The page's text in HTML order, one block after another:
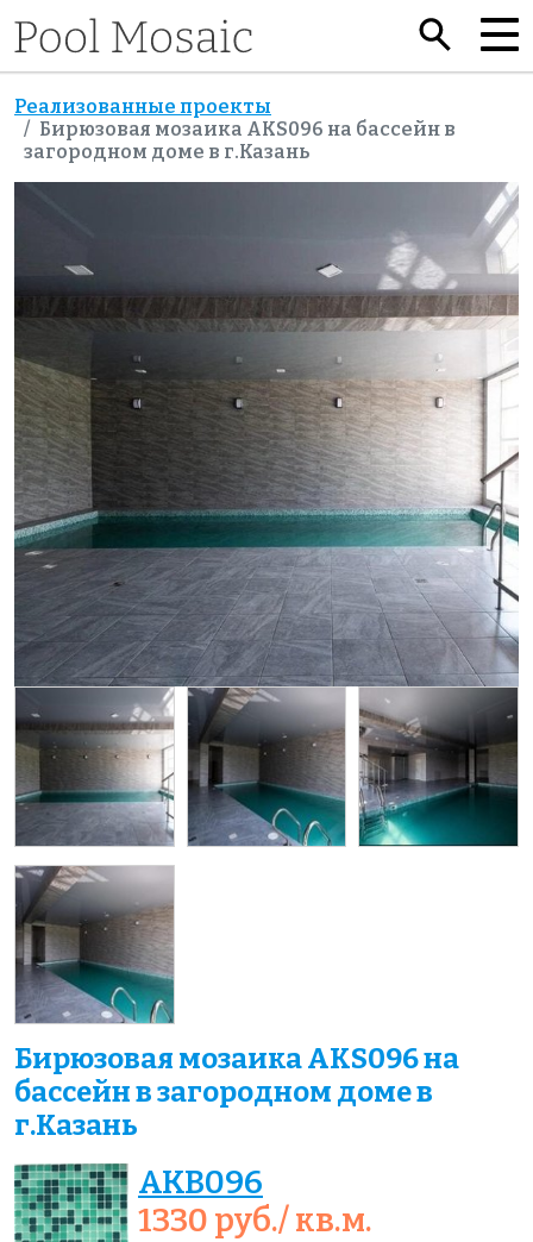
Реализованные проекты
Бирюзовая мозаика AKS096 на бассейн в
загородном доме в г.Казань
Бирюзовая мозаика AKS096 на
бассейн в загородном доме в
г.Казань
AKB096
1330 руб./ кв.м.